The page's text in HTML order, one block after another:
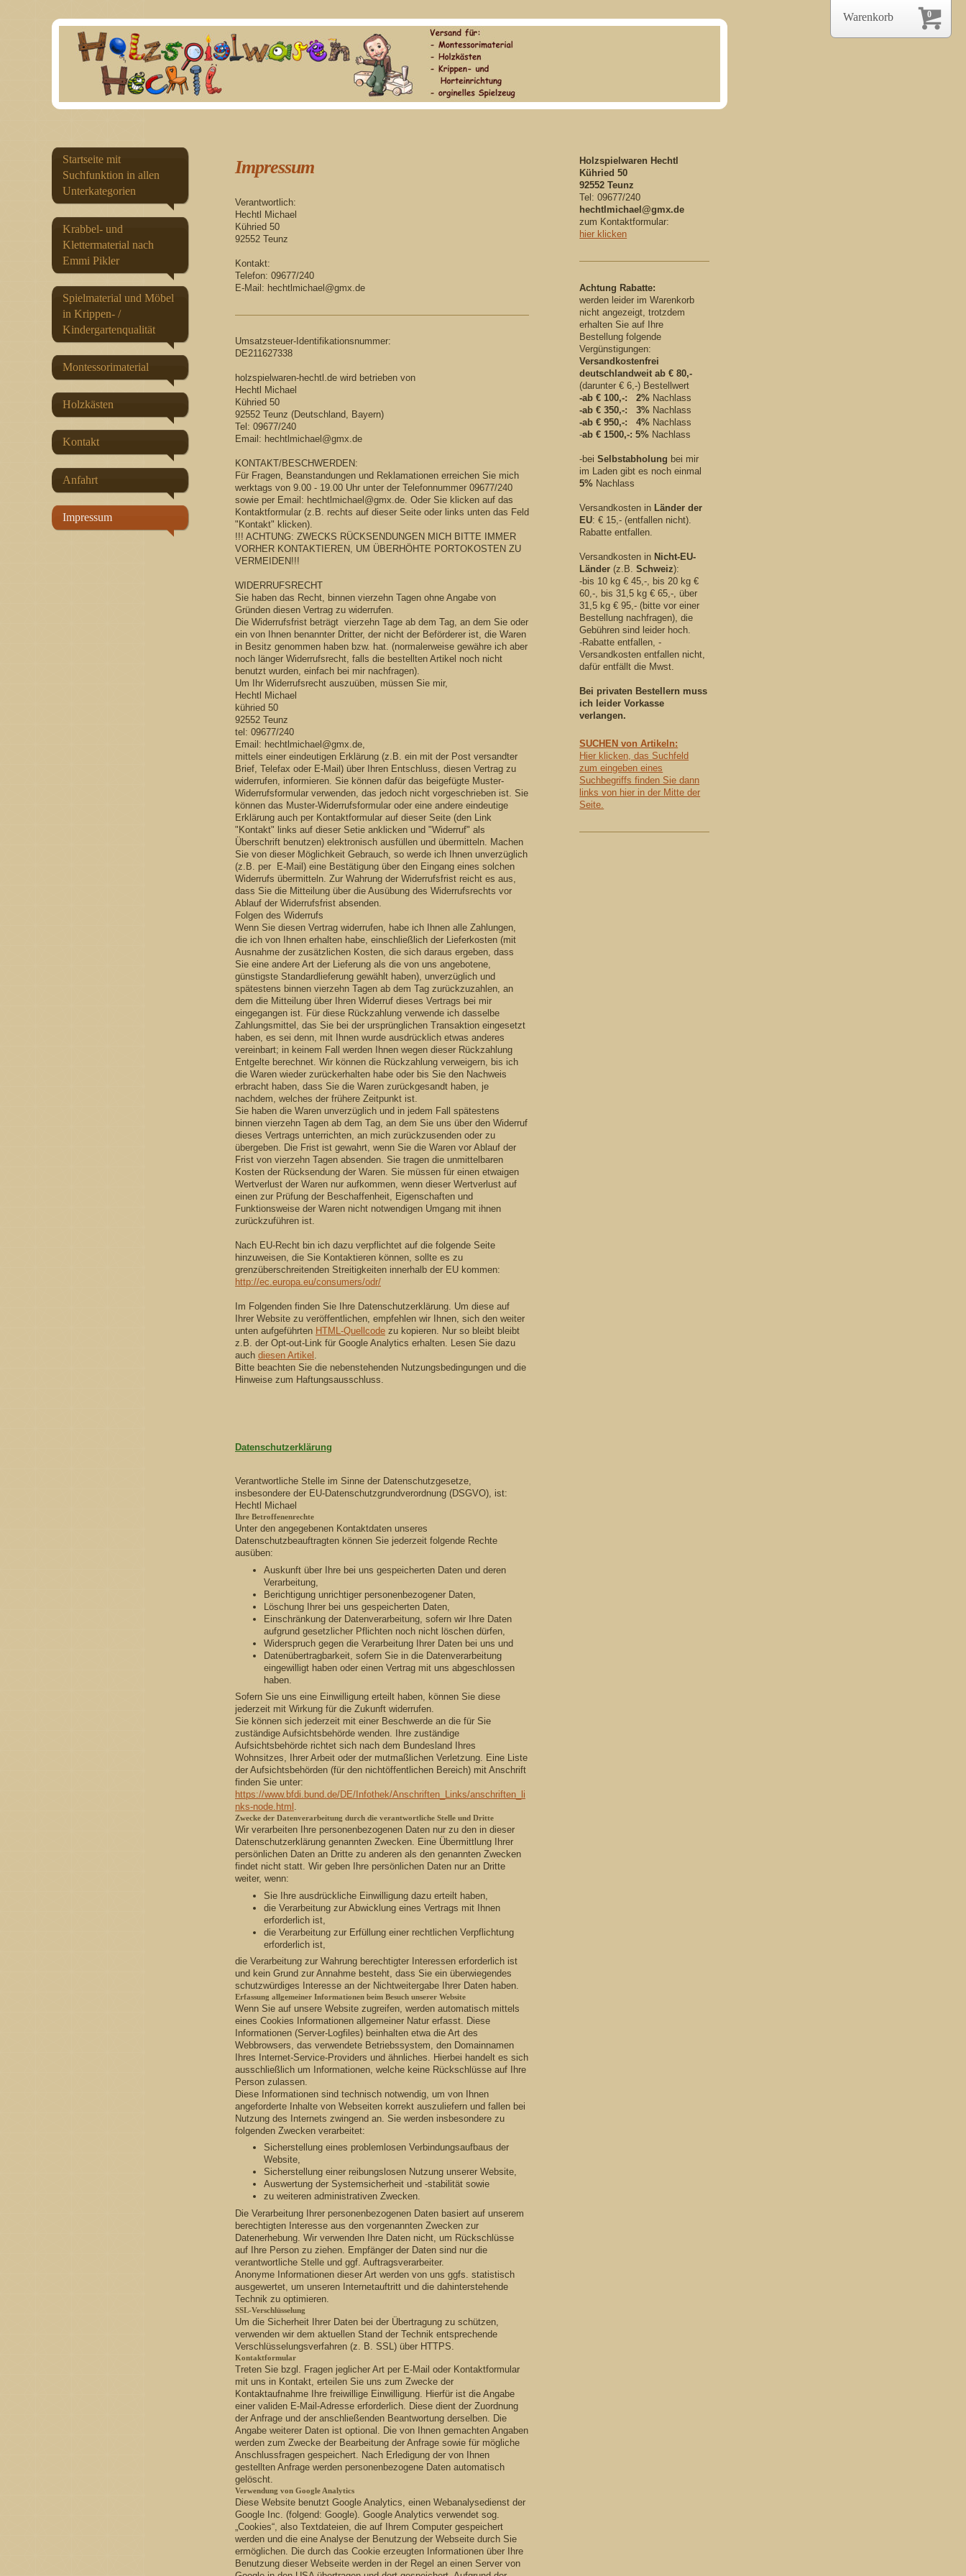
Startseite mit
Suchfunktion in allen
Unterkategorien
Krabbel- und
Klettermaterial nach
Emmi Pikler
Spielmaterial und Möbel
in Krippen- /
Kindergartenqualität
Montessorimaterial
Holzkästen
Kontakt
Anfahrt
Impressum
Impressum
Verantwortlich:
Hechtl Michael
Kühried 50
92552 Teunz
Kontakt:
Telefon: 09677/240
E-Mail: hechtlmichael@gmx.de
Umsatzsteuer-Identifikationsnummer:
DE211627338
holzspielwaren-hechtl.de wird betrieben von
Hechtl Michael
Kühried 50
92552 Teunz (Deutschland, Bayern)
Tel: 09677/240
Email: hechtlmichael@gmx.de
KONTAKT/BESCHWERDEN:
Für Fragen, Beanstandungen und Reklamationen erreichen Sie mich
werktags von 9.00 - 19.00 Uhr unter der Telefonnummer 09677/240
sowie per Email: hechtlmichael@gmx.de. Oder Sie klicken auf das
Kontaktformular (z.B. rechts auf dieser Seite oder links unten das Feld
"Kontakt" klicken).
!!! ACHTUNG: ZWECKS RÜCKSENDUNGEN MICH BITTE IMMER
VORHER KONTAKTIEREN, UM ÜBERHÖHTE PORTOKOSTEN ZU
VERMEIDEN!!!
WIDERRUFSRECHT
Sie haben das Recht, binnen vierzehn Tagen ohne Angabe von
Gründen diesen Vertrag zu widerrufen.
Die Widerrufsfrist beträgt vierzehn Tage ab dem Tag, an dem Sie oder
ein von Ihnen benannter Dritter, der nicht der Beförderer ist, die Waren
in Besitz genommen haben bzw. hat. (normalerweise gewähre ich aber
noch länger Widerrufsrecht, falls die bestellten Artikel noch nicht
benutzt wurden, einfach bei mir nachfragen).
Um Ihr Widerrufsrecht auszuüben, müssen Sie mir,
Hechtl Michael
kühried 50
92552 Teunz
tel: 09677/240
Email: hechtlmichael@gmx.de,
mittels einer eindeutigen Erklärung (z.B. ein mit der Post versandter
Brief, Telefax oder E-Mail) über Ihren Entschluss, diesen Vertrag zu
widerrufen, informieren. Sie können dafür das beigefügte Muster-
Widerrufsformular verwenden, das jedoch nicht vorgeschrieben ist. Sie
können das Muster-Widerrufsformular oder eine andere eindeutige
Erklärung auch per Kontaktformular auf dieser Seite (den Link
"Kontakt" links auf dieser Setie anklicken und "Widerruf" als
Überschrift benutzen) elektronisch ausfüllen und übermitteln. Machen
Sie von dieser Möglichkeit Gebrauch, so werde ich Ihnen unverzüglich
(z.B. per E-Mail) eine Bestätigung über den Eingang eines solchen
Widerrufs übermitteln. Zur Wahrung der Widerrufsfrist reicht es aus,
dass Sie die Mitteilung über die Ausübung des Widerrufsrechts vor
Ablauf der Widerrufsfrist absenden.
Folgen des Widerrufs
Wenn Sie diesen Vertrag widerrufen, habe ich Ihnen alle Zahlungen,
die ich von Ihnen erhalten habe, einschließlich der Lieferkosten (mit
Ausnahme der zusätzlichen Kosten, die sich daraus ergeben, dass
Sie eine andere Art der Lieferung als die von uns angebotene,
günstigste Standardlieferung gewählt haben), unverzüglich und
spätestens binnen vierzehn Tagen ab dem Tag zurückzuzahlen, an
dem die Mitteilung über Ihren Widerruf dieses Vertrags bei mir
eingegangen ist. Für diese Rückzahlung verwende ich dasselbe
Zahlungsmittel, das Sie bei der ursprünglichen Transaktion eingesetzt
haben, es sei denn, mit Ihnen wurde ausdrücklich etwas anderes
vereinbart; in keinem Fall werden Ihnen wegen dieser Rückzahlung
Entgelte berechnet. Wir können die Rückzahlung verweigern, bis ich
die Waren wieder zurückerhalten habe oder bis Sie den Nachweis
erbracht haben, dass Sie die Waren zurückgesandt haben, je
nachdem, welches der frühere Zeitpunkt ist.
Sie haben die Waren unverzüglich und in jedem Fall spätestens
binnen vierzehn Tagen ab dem Tag, an dem Sie uns über den Widerruf
dieses Vertrags unterrichten, an mich zurückzusenden oder zu
übergeben. Die Frist ist gewahrt, wenn Sie die Waren vor Ablauf der
Frist von vierzehn Tagen absenden. Sie tragen die unmittelbaren
Kosten der Rücksendung der Waren. Sie müssen für einen etwaigen
Wertverlust der Waren nur aufkommen, wenn dieser Wertverlust auf
einen zur Prüfung der Beschaffenheit, Eigenschaften und
Funktionsweise der Waren nicht notwendigen Umgang mit ihnen
zurückzuführen ist.
Nach EU-Recht bin ich dazu verpflichtet auf die folgende Seite
hinzuweisen, die Sie Kontaktieren können, sollte es zu
grenzüberschreitenden Streitigkeiten innerhalb der EU kommen:
http://ec.europa.eu/consumers/odr/
Im Folgenden finden Sie Ihre Datenschutzerklärung. Um diese auf
Ihrer Website zu veröffentlichen, empfehlen wir Ihnen, sich den weiter
unten aufgeführten HTML-Quellcodezu kopieren. Nur so bleibt bleibt
z.B. der Opt-out-Link für Google Analytics erhalten. Lesen Sie dazu
auch diesen Artikel .
Bitte beachten Sie die nebenstehenden Nutzungsbedingungen und die
Hinweise zum Haftungsausschluss.
Datenschutzerklärung
Verantwortliche Stelle im Sinne der Datenschutzgesetze,
insbesondere der EU-Datenschutzgrundverordnung (DSGVO), ist:
Hechtl Michael
Ihre Betroffenenrechte
Unter den angegebenen Kontaktdaten unseres
Datenschutzbeauftragten können Sie jederzeit folgende Rechte
ausüben:
Auskunft über Ihre bei uns gespeicherten Daten und deren
Verarbeitung,
Berichtigung unrichtiger personenbezogener Daten,
Löschung Ihrer bei uns gespeicherten Daten,
Einschränkung der Datenverarbeitung, sofern wir Ihre Daten
aufgrund gesetzlicher Pflichten noch nicht löschen dürfen,
Widerspruch gegen die Verarbeitung Ihrer Daten bei uns und
Datenübertragbarkeit, sofern Sie in die Datenverarbeitung
eingewilligt haben oder einen Vertrag mit uns abgeschlossen
haben.
Sofern Sie uns eine Einwilligung erteilt haben, können Sie diese
jederzeit mit Wirkung für die Zukunft widerrufen.
Sie können sich jederzeit mit einer Beschwerde an die für Sie
zuständige Aufsichtsbehörde wenden. Ihre zuständige
Aufsichtsbehörde richtet sich nach dem Bundesland Ihres
Wohnsitzes, Ihrer Arbeit oder der mutmaßlichen Verletzung. Eine Liste
der Aufsichtsbehörden (für den nichtöffentlichen Bereich) mit Anschrift
finden Sie unter:
https://www.bfdi.bund.de/DE/Infothek/Anschriften_Links/anschriften_li
nks-node.html .
Zwecke der Datenverarbeitung durch die verantwortliche Stelle und Dritte
Wir verarbeiten Ihre personenbezogenen Daten nur zu den in dieser
Datenschutzerklärung genannten Zwecken. Eine Übermittlung Ihrer
persönlichen Daten an Dritte zu anderen als den genannten Zwecken
findet nicht statt. Wir geben Ihre persönlichen Daten nur an Dritte
weiter, wenn:
Sie Ihre ausdrückliche Einwilligung dazu erteilt haben,
die Verarbeitung zur Abwicklung eines Vertrags mit Ihnen
erforderlich ist,
die Verarbeitung zur Erfüllung einer rechtlichen Verpflichtung
erforderlich ist,
die Verarbeitung zur Wahrung berechtigter Interessen erforderlich ist
und kein Grund zur Annahme besteht, dass Sie ein überwiegendes
schutzwürdiges Interesse an der Nichtweitergabe Ihrer Daten haben.
Erfassung allgemeiner Informationen beim Besuch unserer Website
Wenn Sie auf unsere Website zugreifen, werden automatisch mittels
eines Cookies Informationen allgemeiner Natur erfasst. Diese
Informationen (Server-Logfiles) beinhalten etwa die Art des
Webbrowsers, das verwendete Betriebssystem, den Domainnamen
Ihres Internet-Service-Providers und ähnliches. Hierbei handelt es sich
ausschließlich um Informationen, welche keine Rückschlüsse auf Ihre
Person zulassen.
Diese Informationen sind technisch notwendig, um von Ihnen
angeforderte Inhalte von Webseiten korrekt auszuliefern und fallen bei
Nutzung des Internets zwingend an. Sie werden insbesondere zu
folgenden Zwecken verarbeitet:
Sicherstellung eines problemlosen Verbindungsaufbaus der
Website,
Sicherstellung einer reibungslosen Nutzung unserer Website,
Auswertung der Systemsicherheit und -stabilität sowie
zu weiteren administrativen Zwecken.
Die Verarbeitung Ihrer personenbezogenen Daten basiert auf unserem
berechtigten Interesse aus den vorgenannten Zwecken zur
Datenerhebung. Wir verwenden Ihre Daten nicht, um Rückschlüsse
auf Ihre Person zu ziehen. Empfänger der Daten sind nur die
verantwortliche Stelle und ggf. Auftragsverarbeiter.
Anonyme Informationen dieser Art werden von uns ggfs. statistisch
ausgewertet, um unseren Internetauftritt und die dahinterstehende
Technik zu optimieren.
SSL-Verschlüsselung
Um die Sicherheit Ihrer Daten bei der Übertragung zu schützen,
verwenden wir dem aktuellen Stand der Technik entsprechende
Verschlüsselungsverfahren (z. B. SSL) über HTTPS.
Kontaktformular
Treten Sie bzgl. Fragen jeglicher Art per E-Mail oder Kontaktformular
mit uns in Kontakt, erteilen Sie uns zum Zwecke der
Kontaktaufnahme Ihre freiwillige Einwilligung. Hierfür ist die Angabe
einer validen E-Mail-Adresse erforderlich. Diese dient der Zuordnung
der Anfrage und der anschließenden Beantwortung derselben. Die
Angabe weiterer Daten ist optional. Die von Ihnen gemachten Angaben
werden zum Zwecke der Bearbeitung der Anfrage sowie für mögliche
Anschlussfragen gespeichert. Nach Erledigung der von Ihnen
gestellten Anfrage werden personenbezogene Daten automatisch
gelöscht.
Verwendung von Google Analytics
Diese Website benutzt Google Analytics, einen Webanalysedienst der
Google Inc. (folgend: Google). Google Analytics verwendet sog.
„Cookies“, also Textdateien, die auf Ihrem Computer gespeichert
werden und die eine Analyse der Benutzung der Webseite durch Sie
ermöglichen. Die durch das Cookie erzeugten Informationen über Ihre
Benutzung dieser Webseite werden in der Regel an einen Server von
Holzspielwaren Hechtl
Kühried 50
92552 Teunz
Tel: 09677/240
hechtlmichael@gmx.de
zum Kontaktformular:
hier klicken
Achtung Rabatte:
werden leider im Warenkorb
nicht angezeigt, trotzdem
erhalten Sie auf Ihre
Bestellung folgende
Vergünstigungen:
Versandkostenfrei
deutschlandweit ab € 80,-
(darunter € 6,-) Bestellwert
-ab € 100,-: 2% Nachlass
-ab € 350,-: 3% Nachlass
-ab € 950,-: 4% Nachlass
-ab € 1500,-: 5% Nachlass
-beiSelbstabholung bei mir
im Laden gibt es noch einmal
5% Nachlass
Versandkosten in Länder der
EU: € 15,- (entfallen nicht).
Rabatte entfallen.
Versandkosten in Nicht-EU-
Länder (z.B.Schweiz):
-bis 10 kg € 45,-, bis 20 kg €
60,-, bis 31,5 kg € 65,-, über
31,5 kg € 95,- (bitte vor einer
Bestellung nachfragen), die
Gebühren sind leider hoch.
-Rabatte entfallen, -
Versandkosten entfallen nicht,
dafür entfällt die Mwst.
Bei privaten Bestellern muss
ich leider Vorkasse
verlangen.
SUCHEN von Artikeln:
Hier klicken, das Suchfeld
zum eingeben eines
Suchbegriffs finden Sie dann
links von hier in der Mitte der
Seite.
0
Warenkorb